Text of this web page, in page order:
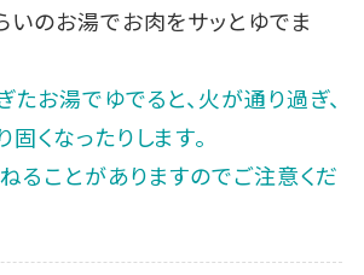
いのお湯でお肉をサッとゆでま
お湯でゆでると、火が通り過ぎ、
くなったりします。
ることがありますのでご注意くだ